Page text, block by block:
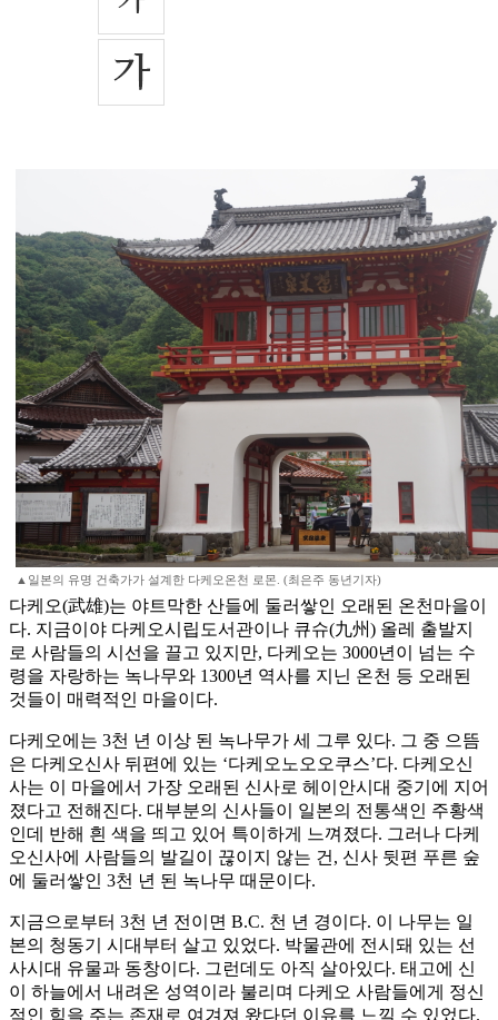
▲일본의 유명 건축가가 설계한 다케오온천 로몬. (최은주 동년기자)
다케오(武雄)는 야트막한 산들에 둘러쌓인 오래된 온천마을이
다. 지금이야 다케오시립도서관이나 큐슈(九州) 올레 출발지
로 사람들의 시선을 끌고 있지만, 다케오는 3000년이 넘는 수
령을 자랑하는 녹나무와 1300년 역사를 지닌 온천 등 오래된
것들이 매력적인 마을이다.
다케오에는 3천 년 이상 된 녹나무가 세 그루 있다. 그 중 으뜸
은 다케오신사 뒤편에 있는 ‘다케오노오오쿠스’다. 다케오신
사는 이 마을에서 가장 오래된 신사로 헤이안시대 중기에 지어
졌다고 전해진다. 대부분의 신사들이 일본의 전통색인 주황색
인데 반해 흰 색을 띄고 있어 특이하게 느껴졌다. 그러나 다케
오신사에 사람들의 발길이 끊이지 않는 건, 신사 뒷편 푸른 숲
에 둘러쌓인 3천 년 된 녹나무 때문이다.
지금으로부터 3천 년 전이면 B.C. 천 년 경이다. 이 나무는 일
본의 청동기 시대부터 살고 있었다. 박물관에 전시돼 있는 선
사시대 유물과 동창이다. 그런데도 아직 살아있다. 태고에 신
이 하늘에서 내려온 성역이라 불리며 다케오 사람들에게 정신
적인 힘을 주는 존재로 여겨져 왔다던 이유를 느낄 수 있었다.